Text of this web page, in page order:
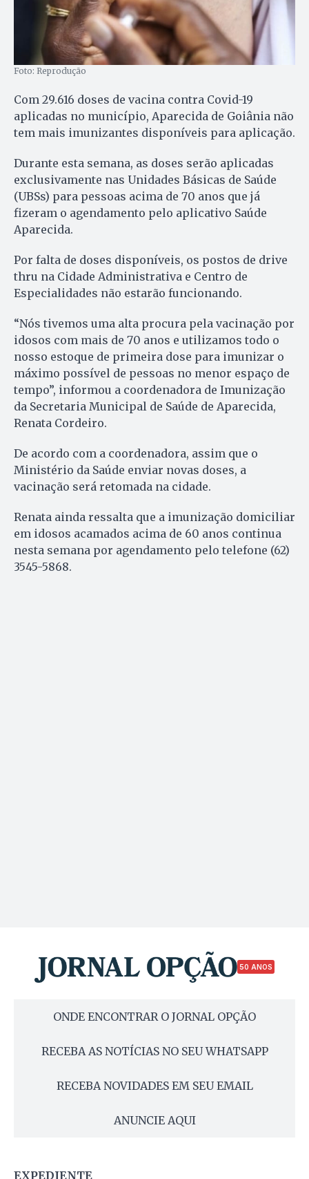
Foto: Reprodução
Com 29.616 doses de vacina contra Covid-19
aplicadas no município, Aparecida de Goiânia não
tem mais imunizantes disponíveis para aplicação.
Durante esta semana, as doses serão aplicadas
exclusivamente nas Unidades Básicas de Saúde
(UBSs) para pessoas acima de 70 anos que já
fizeram o agendamento pelo aplicativo Saúde
Aparecida.
Por falta de doses disponíveis, os postos de drive
thru na Cidade Administrativa e Centro de
Especialidades não estarão funcionando.
“Nós tivemos uma alta procura pela vacinação por
idosos com mais de 70 anos e utilizamos todo o
nosso estoque de primeira dose para imunizar o
máximo possível de pessoas no menor espaço de
tempo”, informou a coordenadora de Imunização
da Secretaria Municipal de Saúde de Aparecida,
Renata Cordeiro.
De acordo com a coordenadora, assim que o
Ministério da Saúde enviar novas doses, a
vacinação será retomada na cidade.
Renata ainda ressalta que a imunização domiciliar
em idosos acamados acima de 60 anos continua
nesta semana por agendamento pelo telefone (62)
3545-5868.
50 ANOS
ONDE ENCONTRAR O JORNAL OPÇÃO
RECEBA AS NOTÍCIAS NO SEU WHATSAPP
RECEBA NOVIDADES EM SEU EMAIL
ANUNCIE AQUI
EXPEDIENTE